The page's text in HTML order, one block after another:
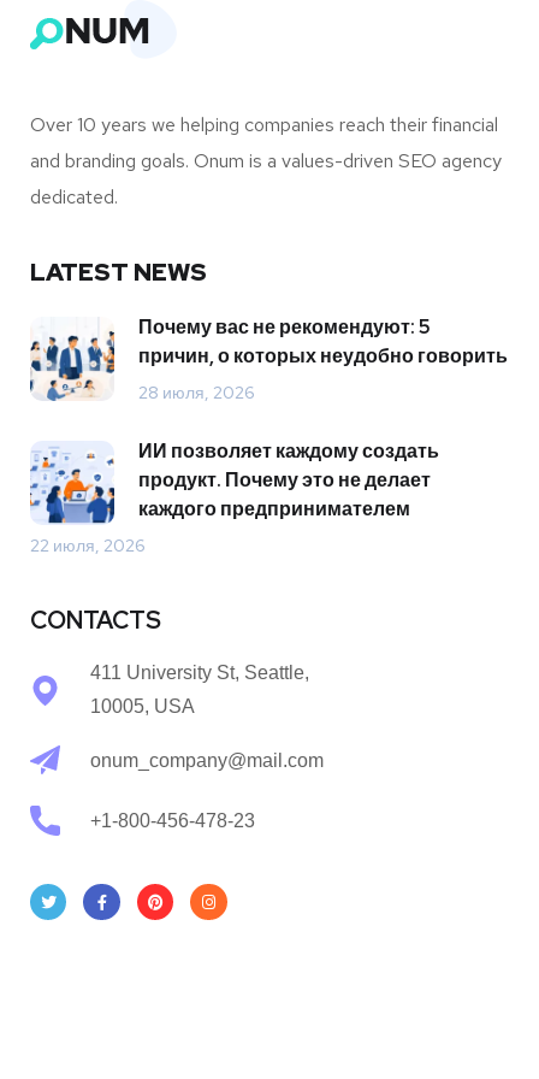
Over 10 years we helping companies reach their financial
and branding goals. Onum is a values-driven SEO agency
dedicated.
LATEST NEWS
Почему вас не рекомендуют: 5
причин, о которых неудобно говорить
28 июля, 2026
ИИ позволяет каждому создать
продукт. Почему это не делает
каждого предпринимателем
22 июля, 2026
CONTACTS
411 University St, Seattle,
10005, USA
onum_company@mail.com
+1-800-456-478-23